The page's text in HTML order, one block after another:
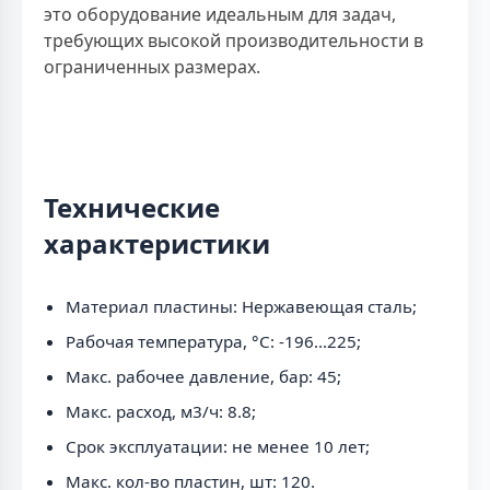
это оборудование идеальным для задач,
требующих высокой производительности в
ограниченных размерах.
Технические
характеристики
Материал пластины: Нержавеющая сталь;
Рабочая температура, °C: -196...225;
Макс. рабочее давление, бар: 45;
Макс. расход, м3/ч: 8.8;
Срок эксплуатации: не менее 10 лет;
Макс. кол-во пластин, шт: 120.